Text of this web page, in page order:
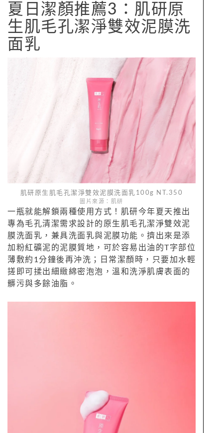
夏日潔顏推薦3：肌研原
生肌毛孔潔淨雙效泥膜洗
面乳
肌研原生肌毛孔潔淨雙效泥膜洗面乳100g NT.350
圖片來源：肌研
一瓶就能解鎖兩種使用方式！肌研今年夏天推出
專為毛孔清潔需求設計的原生肌毛孔潔淨雙效泥
膜洗面乳，兼具洗面乳與泥膜功能。擠出來是添
加粉紅礦泥的泥膜質地，可於容易出油的T字部位
薄敷約1分鐘後再沖洗；日常潔顏時，只要加水輕
搓即可揉出細緻綿密泡泡，溫和洗淨肌膚表面的
髒污與多餘油脂。